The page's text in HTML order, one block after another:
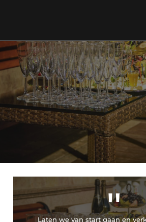
"
Laten we van start gaan en